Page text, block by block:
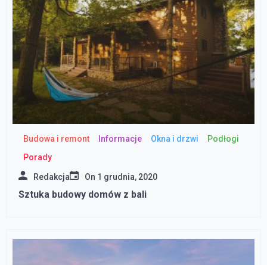
Budowa i remont Informacje Okna i drzwi
Podłogi
Porady
Redakcja On 1 grudnia, 2020
Sztuka budowy domów z bali